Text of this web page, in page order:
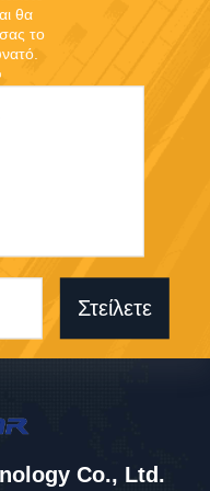
θα
το
Στείλετε
Co., Ltd.